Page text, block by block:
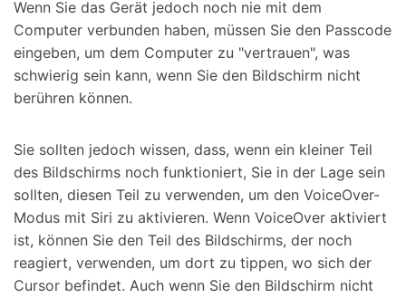
Wenn Sie das Gerät jedoch noch nie mit dem
Computer verbunden haben, müssen Sie den Passcode
eingeben, um dem Computer zu "vertrauen", was
schwierig sein kann, wenn Sie den Bildschirm nicht
berühren können.
Sie sollten jedoch wissen, dass, wenn ein kleiner Teil
des Bildschirms noch funktioniert, Sie in der Lage sein
sollten, diesen Teil zu verwenden, um den VoiceOver-
Modus mit Siri zu aktivieren. Wenn VoiceOver aktiviert
ist, können Sie den Teil des Bildschirms, der noch
reagiert, verwenden, um dort zu tippen, wo sich der
Cursor befindet. Auch wenn Sie den Bildschirm nicht